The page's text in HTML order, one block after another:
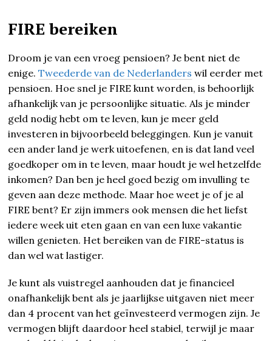
FIRE bereiken
Droom je van een vroeg pensioen? Je bent niet de
enige.Tweederde van de Nederlanders wil eerder met
pensioen. Hoe snel je FIRE kunt worden, is behoorlijk
afhankelijk van je persoonlijke situatie. Als je minder
geld nodig hebt om te leven, kun je meer geld
investeren in bijvoorbeeld beleggingen. Kun je vanuit
een ander land je werk uitoefenen, en is dat land veel
goedkoper om in te leven, maar houdt je wel hetzelfde
inkomen? Dan ben je heel goed bezig om invulling te
geven aan deze methode. Maar hoe weet je of je al
FIRE bent? Er zijn immers ook mensen die het liefst
iedere week uit eten gaan en van een luxe vakantie
willen genieten. Het bereiken van de FIRE-status is
dan wel wat lastiger.
Je kunt als vuistregel aanhouden dat je financieel
onafhankelijk bent als je jaarlijkse uitgaven niet meer
dan 4 procent van het geïnvesteerd vermogen zijn. Je
vermogen blijft daardoor heel stabiel, terwijl je maar